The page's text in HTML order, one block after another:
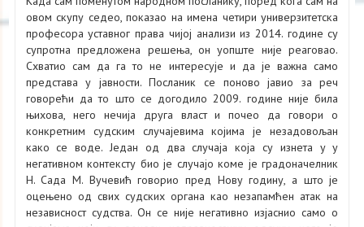
овом скупу седео, показао на имена четири универзитетска
професора уставног права чијој анализи из 2014. године су
супротна предложена решења, он уопште није реаговао.
Схватио сам да га то не интересује и да је важна само
представа у јавности. Посланик се поново јавио за реч
говорећи да то што се догодило 2009. године није била
њихова, него нечија друга власт и почео да говори о
конкретним судским случајевима којима је незадовољан
како се воде. Један од два случаја која су изнета у у
негативном контексту био је случајо коме је градоначелник
Н. Сада М. Вучевић говорио пред Нову годину, а што је
оцењено од свих судских органа као незапамћен атак на
независност судства. Он се није негативно изјаснио само о